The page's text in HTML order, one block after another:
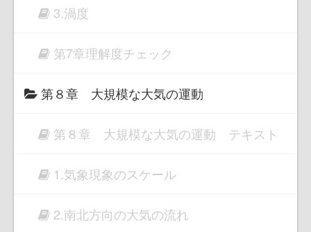
3.渦度
第7章理解度チェック
第８章 大規模な大気の運動
第８章 大規模な大気の運動 テキスト
1.気象現象のスケール
2.南北方向の大気の流れ